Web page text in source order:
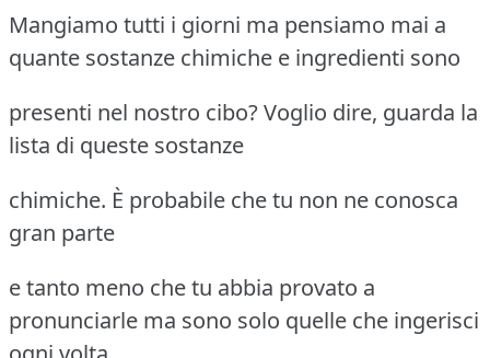
Mangiamo tutti i giorni ma pensiamo mai a
quante sostanze chimiche e ingredienti sono
presenti nel nostro cibo? Voglio dire, guarda la
lista di queste sostanze
chimiche. È probabile che tu non ne conosca
gran parte
e tanto meno che tu abbia provato a
pronunciarle ma sono solo quelle che ingerisci